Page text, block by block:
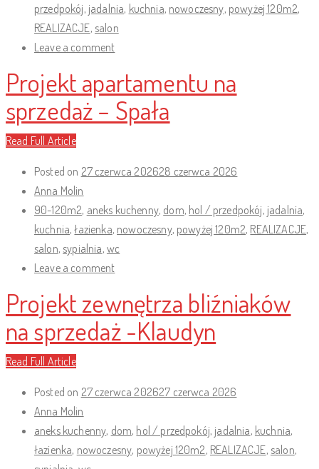
przedpokój, jadalnia, kuchnia, nowoczesny, powyżej 120m2,
REALIZACJE, salon
Leave a comment
Projekt apartamentu na
sprzedaż – Spała
Read Full Article
Posted on 27 czerwca 202628 czerwca 2026
Anna Molin
90-120m2, aneks kuchenny, dom, hol / przedpokój, jadalnia,
kuchnia,łazienka, nowoczesny, powyżej 120m2, REALIZACJE,
salon, sypialnia, wc
Leave a comment
Projekt zewnętrza bliźniaków
na sprzedaż -Klaudyn
Read Full Article
Posted on 27 czerwca 202627 czerwca 2026
Anna Molin
aneks kuchenny, dom, hol / przedpokój, jadalnia, kuchnia,
łazienka, nowoczesny, powyżej 120m2, REALIZACJE, salon,